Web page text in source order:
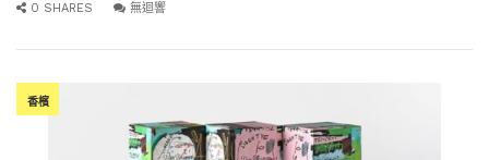
0 SHARES 無迴響
香檳